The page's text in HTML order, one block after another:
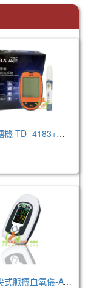
福爾 血糖機 TD- 4183+試紙+採血筆 / 50組
麗臺 指尖式脈搏血氧儀-AT101B